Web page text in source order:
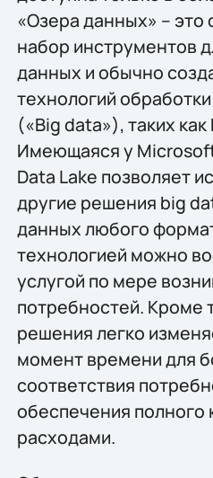
«Озера данных» – это
набор инструментов
данных и обычно
технологий
(«Big data»), таких
Имеющаяся у
Data Lake позволяет
другие решения big
данных любого
технологией можно
услугой по мере
потребностей. Кроме
решения легко
момент времени для
соответствия
обеспечения полного
расходами.